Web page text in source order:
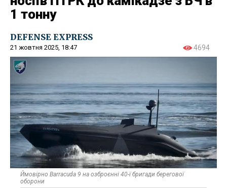
1 тонну
DEFENSE EXPRESS
21 жовтня 2025, 18:47 4694
Ймовірно Barracuda 9 на озброєнні 40-ї бригади берегової
оборони